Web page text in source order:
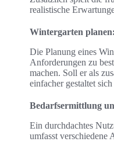
realistische
Wintergarten
Die Planung eines
Anforderungen zu
machen. Soll er als
einfacher gestaltet
Bedarfsermittlung
Ein durchdachtes
umfasst verschiedene